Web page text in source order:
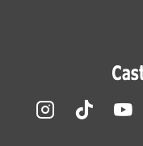
Redes sociales